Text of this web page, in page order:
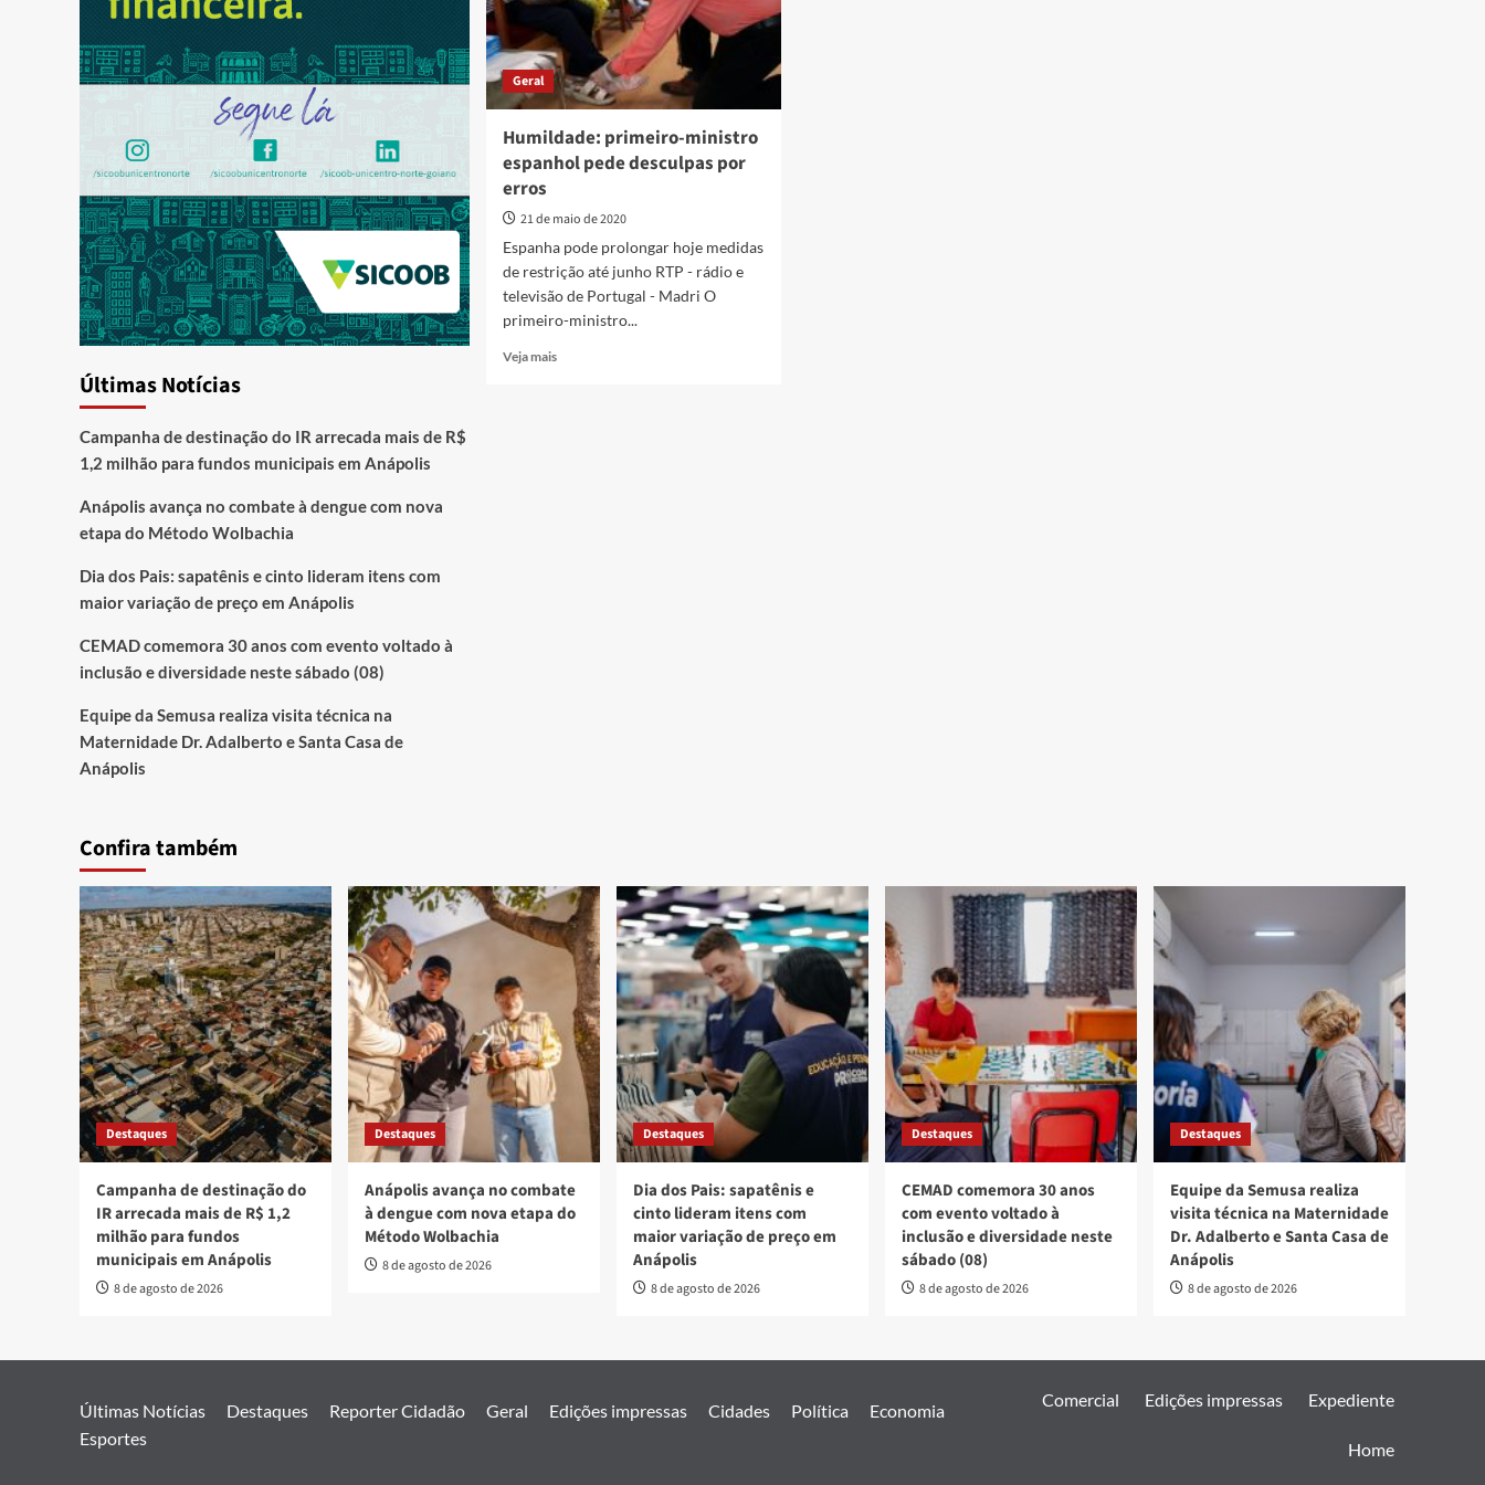
Geral
Humildade: primeiro-ministro
espanhol pede desculpas por
erros
21 de maio de 2020
Espanha pode prolongar hoje medidas
de restrição até junho RTP - rádio e
televisão de Portugal - Madri O
primeiro-ministro...
Veja maisRead
Últimas Notícias
Campanha de destinação do IR arrecada mais de R$
1,2 milhão para fundos municipais em Anápolis
Anápolis avança no combate à dengue com nova
etapa do Método Wolbachia
Dia dos Pais: sapatênis e cinto lideram itens com
maior variação de preço em Anápolis
CEMAD comemora 30 anos com evento voltado à
inclusão e diversidade neste sábado (08)
Equipe da Semusa realiza visita técnica na
Maternidade Dr. Adalberto e Santa Casa de
Anápolis
Confira também
Destaques
Campanha de destinação do
IR arrecada mais de R$ 1,2
milhão para fundos
municipais em Anápolis
8 de agosto de 2026
Destaques
Anápolis avança no combate
à dengue com nova etapa do
Método Wolbachia
8 de agosto de 2026
Destaques
Dia dos Pais: sapatênis e
cinto lideram itens com
maior variação de preço em
Anápolis
8 de agosto de 2026
Destaques
CEMAD comemora 30 anos
com evento voltado à
inclusão e diversidade neste
sábado (08)
8 de agosto de 2026
Destaques
Equipe da Semusa realiza
visita técnica na Maternidade
Dr. Adalberto e Santa Casa de
Anápolis
8 de agosto de 2026
Últimas Notícias Destaques Reporter Cidadão Geral Edições impressas Cidades Política
Economia
Esportes
Comercial Edições impressas Expediente
Home